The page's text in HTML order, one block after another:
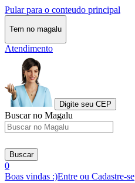
Pular para o conteudo principal
Tem no magalu
Atendimento
Digite seu CEP
Buscar no Magalu
Buscar
0
Boas vindas :)Entre ou Cadastre-se